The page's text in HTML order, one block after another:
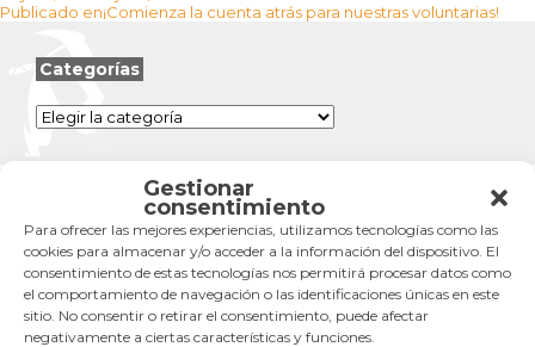
Gestionar
consentimiento
Para ofrecer las mejores experiencias, utilizamos tecnologías como las
cookies para almacenar y/o acceder a la información del dispositivo. El
consentimiento de estas tecnologías nos permitirá procesar datos como
el comportamiento de navegación o las identificaciones únicas en este
sitio. No consentir o retirar el consentimiento, puede afectar
negativamente a ciertas características y funciones.
el
completo
Navegación
Publicado en¡Comienza la cuenta atrás para nuestras voluntarias!
Categorías
Categorías